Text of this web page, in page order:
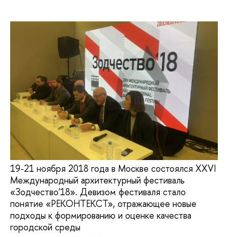
19-21 ноября 2018 года в Москве состоялся XXVI
Международный архитектурный фестиваль
«Зодчество'18». Девизом фестиваля стало
понятие «РЕКОНТЕКСТ», отражающее новые
подходы к формированию и оценке качества
городской среды